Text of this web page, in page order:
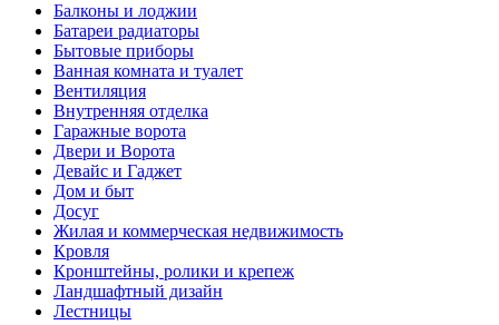
Балконы и лоджии
Батареи радиаторы‎
Бытовые приборы
Ванная комната и туалет
Вентиляция
Внутренняя отделка
Гаражные ворота
Двери и Ворота
Девайс и Гаджет
Дом и быт
Досуг
Жилая и коммерческая недвижимость
Кровля
Кронштейны, ролики и крепеж
Ландшафтный дизайн
Лестницы